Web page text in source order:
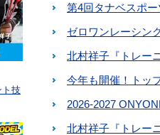
第4回タナベスポ
ゼロワンレーシン
北村祥子『トレー
今年も開催！トッ
2026-2027
北村祥子『トレー
ト技